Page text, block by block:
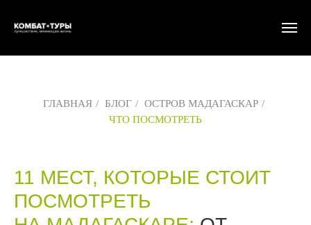
ГЛАВНАЯ / БЛОГ / ОСТРОВ МАДАГАСКАР /
ЧТО ПОСМОТРЕТЬ
11 МЕСТ, КОТОРЫЕ СТОИТ
ПОСМОТРЕТЬ